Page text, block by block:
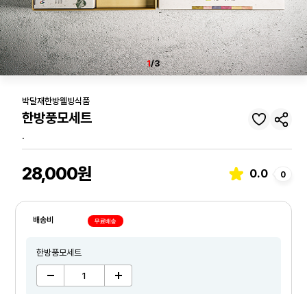
1/3
박달재한방웰빙식품
한방풍모세트
.
28,000원 0.0 0
배송비 무료배송
한방풍모세트